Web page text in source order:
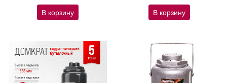
В корзину В корзину